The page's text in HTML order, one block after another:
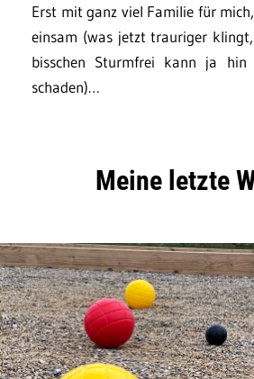
Erst mit ganz viel Familie für
einsam (was jetzt trauriger
bisschen Sturmfrei kann ja
schaden)…
Meine letzte